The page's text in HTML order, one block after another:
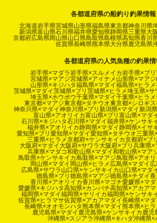
各都道府県の船釣り釣果情報
北海道岩手県宮城県山形県福島県東京都神奈川県
新潟県富山県石川県福井県愛知県静岡県三重県大
京都府広島県岡山県山口県鳥取県島根県高知県香川
佐賀県長崎県熊本県大分県鹿児島県
各都道府県の人気魚種の釣果情
岩手県×マダラ岩手県×スルメイカ岩手県×ブリ
宮城県×マアジ宮城県×アイナメ 山形県×マアジ
山形県×キジハタ福島県×マダイ福島県×ヒラメ
茨城県×マダイ茨城県×ブリ 茨城県×ヒラメ埼玉県×サ
埼玉県×ホウボウ千葉県×マダイ千葉県×ヒラメ
東京都×マアジ東京都×タチウオ東京都×シロギス
神奈川県×マダイ神奈川県×ブリ 新潟県×マダイ 新潟
富山県×アオリイカ富山県×ブリ 富山県×マダ
石川県×キジハタ石川県×マダイ福井県×ケンサキ
福井県×アオリイカ静岡県×マダイ静岡県×イサ
愛知県×ブリ 愛知県×マダイ愛知県×タチウオ三重県
三重県×ヒラメ京都府×ケンサキイカ京都府×ブリ
大阪府×マダイ 大阪府×サワラ 大阪府×ブリ 兵庫県×
兵庫県×マダコ和歌山県×マダイ和歌山県×マア
鳥取県×ケンサキイカ鳥取県×マアジ鳥取県×アオリ
岡山県×マダイ 岡山県×ヒラメ 広島県×マダイ
広島県×サワラ 山口県×ケンサキイカ 山口県×マダ
徳島県×ブリ 徳島県×マアジ徳島県×チダイ香
香川県×アオリイカ香川県×マゴチ愛媛県×マダ
愛媛県×キジハタ高知県×カンパチ高知県×アカアマ
福岡県×マダイ福岡県×ヤリイカ福岡県×ケンサキ
佐賀県×ヒラマサ佐賀県×アカアマダイ長崎県×マダ
長崎県×オオモンハタ熊本県×マダイ熊本県×ヒラ
鹿児島県×マダイ 鹿児島県×ケンサキイカ 鹿児
沖縄県×スジアラ沖縄県×キハダ沖縄県×